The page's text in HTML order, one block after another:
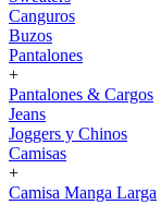
Canguros
Buzos
Pantalones
+
Pantalones & Cargos
Jeans
Joggers y Chinos
Camisas
+
Camisa Manga Larga